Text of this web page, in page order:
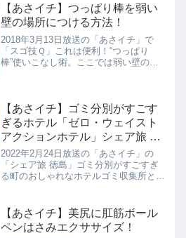
【あさイチ】つっぱり棒を弱い
壁の場所につける方法！
2018年3月13日放送の「あさイチ」で
「スゴ技Ｑ」これは便利！“つっぱり
棒”使いこなし術。ここでは弱い壁の場
【あさイチ】ゴミ分別がすごす
ぎるホテル「ゼロ・ウェイスト
アクションホテル」シェア旅 徳
島
2022年2月24日放送の「あさイチ」の
「シェア旅 徳島」ゴミ分別がすごすぎ
る町のおしゃれなホテルゴミ収集所と一
【あさイチ】美尻に肛筋ボール
ペンはさみエクササイズ！